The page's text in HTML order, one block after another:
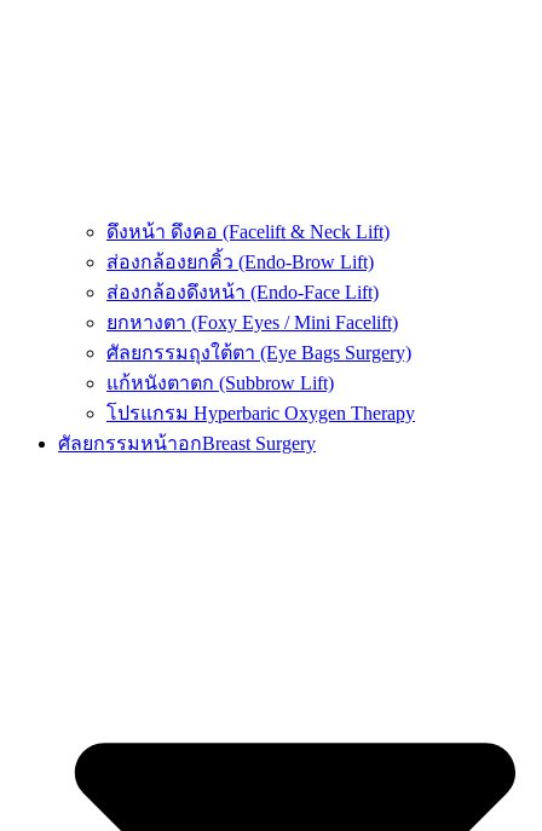
ดึงหน้า ดึงคอ (Facelift & Neck Lift)
ส่องกล้องยกคิ้ว (Endo-Brow Lift)
ส่องกล้องดึงหน้า (Endo-Face Lift)
ยกหางตา (Foxy Eyes / Mini Facelift)
ศัลยกรรมถุงใต้ตา (Eye Bags Surgery)
แก้หนังตาตก (Subbrow Lift)
โปรแกรม Hyperbaric Oxygen Therapy
ศัลยกรรมหน้าอกBreast Surgery